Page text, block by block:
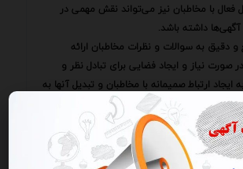
فعال با مخاطبان نیز می‌تواند نقش مهمی در
داشته باشد.
دقیق به سوالات و نظرات مخاطبان ارائه
صورت نیاز و ایجاد فضایی برای تبادل نظر و
ارتباط صمیمانه با مخاطبان و تبدیل آنها به
کمک کند.
تحلیلی و آماری می‌تواند به شما در درک بهتر
استراتژی‌های تبلیغاتی کمک کند.
به بازدیدها کلیک‌ها و نرخ تبدیل می‌توانید